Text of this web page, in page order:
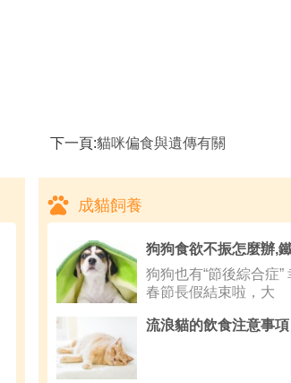
下一頁:貓咪偏食與遺傳有關
成貓飼養
狗狗也有“節後綜合症”
春節長假結束啦，大
流浪貓的飲食注意事項